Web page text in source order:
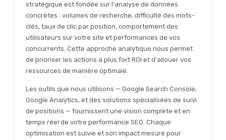
stratégique est fondée sur l'analyse de données
concrètes : volumes de recherche, difficulté des mots-
clés, taux de clic par position, comportement des
utilisateurs sur votre site et performances de vos
concurrents. Cette approche analytique nous permet
de prioriser les actions à plus fort ROI et d'allouer vos
ressources de manière optimale.
Les outils que nous utilisons — Google Search Console,
Google Analytics, et des solutions spécialisées de suivi
de positions — fournissent une vision complète et en
temps réel de votre performance SEO. Chaque
optimisation est suivie et son impact mesuré pour